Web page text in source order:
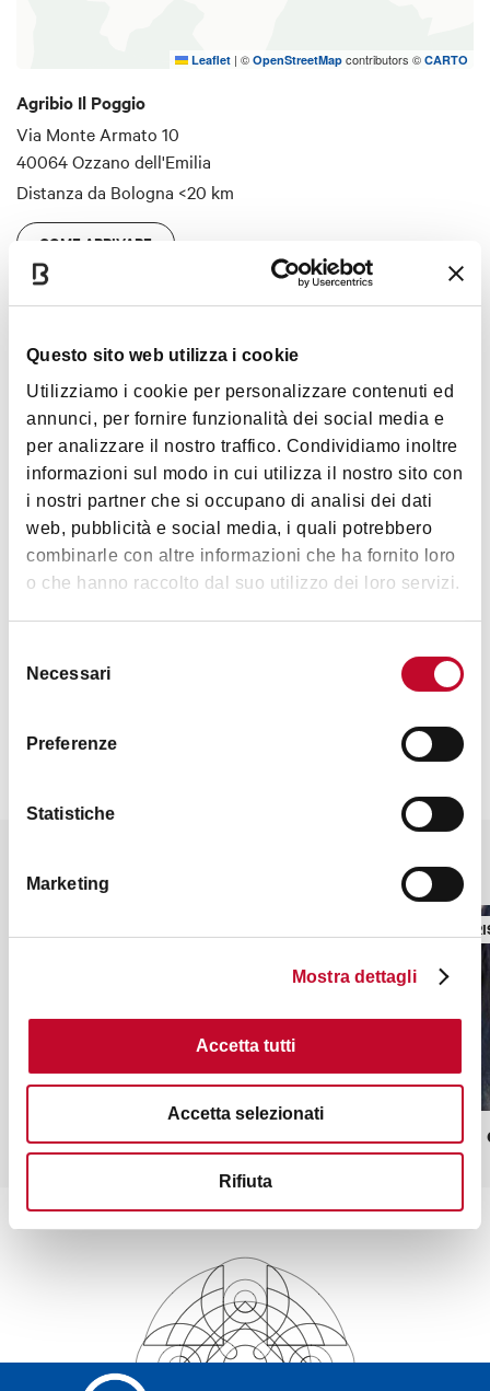
Questo sito web utilizza i cookie
Utilizziamo i cookie per personalizzare contenuti ed
annunci, per fornire funzionalità dei social media e
per analizzare il nostro traffico. Condividiamo inoltre
informazioni sul modo in cui utilizza il nostro sito con
i nostri partner che si occupano di analisi dei dati
web, pubblicità e social media, i quali potrebbero
combinarle con altre informazioni che ha fornito loro
o che hanno raccolto dal suo utilizzo dei loro servizi.
delNecessari
Preferenze
Statistiche
Marketing
Mostra dettagli
Accetta tutti
Accetta selezionati
Rifiuta
Leaflet | © OpenStreetMap contributors © CARTO
Agribio Il Poggio
Via Monte Armato 10
40064 Ozzano dell'Emilia
Distanza da Bologna <20 km
COME ARRIVARE
Dettagli
Accessibilità
Ristorazione accessibile in carrozzina
Servizi igienici non completamente adattati ma accessibili
Parcheggio non riservato per disabili, ma ampio
Contatti
Tenuta Santa Croce